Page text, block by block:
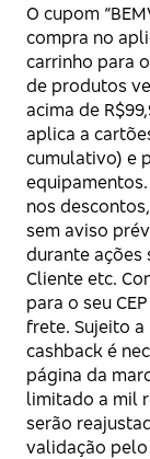
O cupom
compra no
carrinho para
de produtos
acima de
aplica a
cumulativo) e
nos
sem aviso
durante ações
Cliente etc.
para o seu
frete. Sujeito
cashback é
página da
limitado a mil
serão
validação pelo